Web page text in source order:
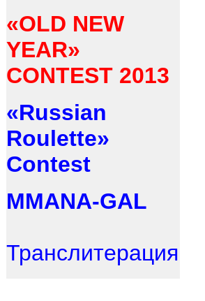
«OLD NEW
YEAR»
CONTEST 2013
«Russian
Roulette»
Contest
MMANA-GAL
Транслитерация